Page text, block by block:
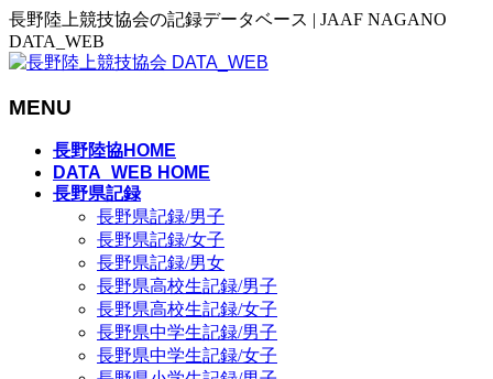
長野陸上競技協会の記録データベース | JAAF NAGANO
DATA_WEB
MENU
長野陸協HOME
DATA_WEB HOME
長野県記録
長野県記録/男子
長野県記録/女子
長野県記録/男女
長野県高校生記録/男子
長野県高校生記録/女子
長野県中学生記録/男子
長野県中学生記録/女子